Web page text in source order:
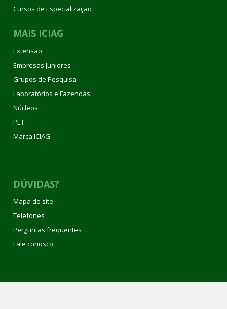
Cursos de Especialização
MAIS ICIAG
Extensão
Empresas Juniores
Grupos de Pesquisa
Laboratórios e Fazendas
Núcleos
PET
Marca ICIAG
DÚVIDAS?
Mapa do site
Telefones
Perguntas frequentes
Fale conosco